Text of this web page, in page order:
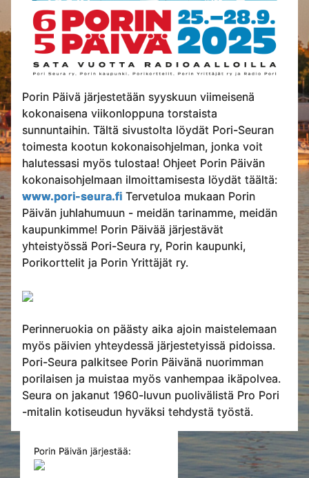
Porin Päivä järjestetään syyskuun viimeisenä
kokonaisena viikonloppuna torstaista
sunnuntaihin. Tältä sivustolta löydät Pori-Seuran
toimesta kootun kokonaisohjelman, jonka voit
halutessasi myös tulostaa! Ohjeet Porin Päivän
kokonaisohjelmaan ilmoittamisesta löydät täältä:
www.pori-seura.fi Tervetuloa mukaan Porin
Päivän juhlahumuun - meidän tarinamme, meidän
kaupunkimme! Porin Päivää järjestävät
yhteistyössä Pori-Seura ry, Porin kaupunki,
Porikorttelit ja Porin Yrittäjät ry.
Perinneruokia on päästy aika ajoin maistelemaan
myös päivien yhteydessä järjestetyissä pidoissa.
Pori-Seura palkitsee Porin Päivänä nuorimman
porilaisen ja muistaa myös vanhempaa ikäpolvea.
Seura on jakanut 1960-luvun puolivälistä Pro Pori
-mitalin kotiseudun hyväksi tehdystä työstä.
Porin Päivän järjestää: